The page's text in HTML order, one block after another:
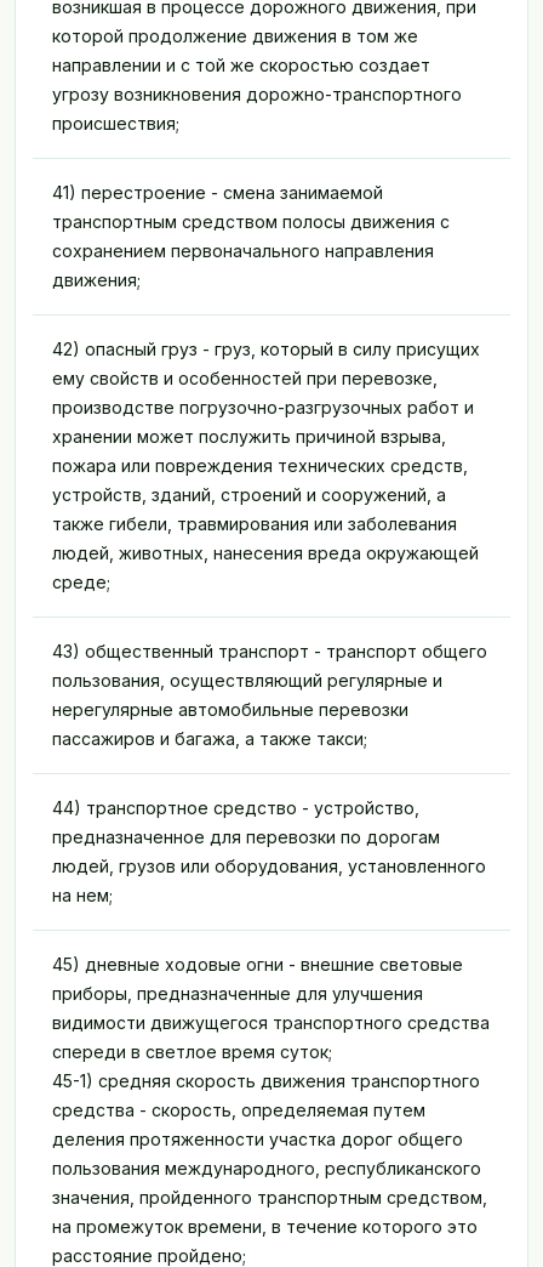
возникшая в процессе дорожного движения, при
которой продолжение движения в том же
направлении и с той же скоростью создает
угрозу возникновения дорожно-транспортного
происшествия;
41) перестроение - смена занимаемой
транспортным средством полосы движения с
сохранением первоначального направления
движения;
42) опасный груз - груз, который в силу присущих
ему свойств и особенностей при перевозке,
производстве погрузочно-разгрузочных работ и
хранении может послужить причиной взрыва,
пожара или повреждения технических средств,
устройств, зданий, строений и сооружений, а
также гибели, травмирования или заболевания
людей, животных, нанесения вреда окружающей
среде;
43) общественный транспорт - транспорт общего
пользования, осуществляющий регулярные и
нерегулярные автомобильные перевозки
пассажиров и багажа, а также такси;
44) транспортное средство - устройство,
предназначенное для перевозки по дорогам
людей, грузов или оборудования, установленного
на нем;
45) дневные ходовые огни - внешние световые
приборы, предназначенные для улучшения
видимости движущегося транспортного средства
спереди в светлое время суток;
45-1) средняя скорость движения транспортного
средства - скорость, определяемая путем
деления протяженности участка дорог общего
пользования международного, республиканского
значения, пройденного транспортным средством,
на промежуток времени, в течение которого это
расстояние пройдено;